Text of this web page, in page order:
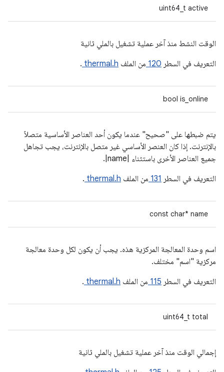
uint64_t active
الوقت النشط منذ آخر عملية تشغيل بالملي ثانية
التعريف في السطر 120 من الملف thermal.h
.
bool is_online
يتم ضبطها على "صحيح" عندما يكون أحد العناصر الأساسية متصلاً
بالإنترنت. إذا كان العنصر الأساسي غير متصل بالإنترنت، يجب تجاهل
جميع العناصر الأخرى باستثناء |name|.
التعريف في السطر 131 من الملف thermal.h
.
const char* name
اسم وحدة المعالجة المركزية هذه. يجب أن يكون لكل وحدة معالجة
مركزية "اسم" مختلف.
التعريف في السطر 115 من الملف thermal.h
.
uint64_t total
إجمالي الوقت منذ آخر عملية تشغيل بالملي ثانية